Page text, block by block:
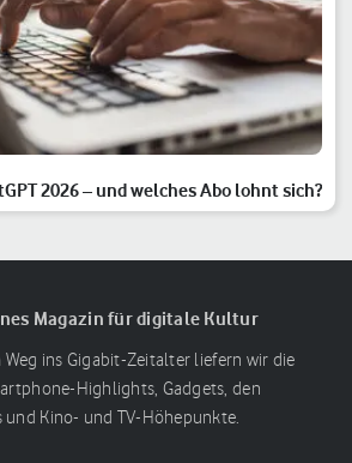
2026 – und welches Abo lohnt sich?
Magazin für digitale Kultur
ins Gigabit-Zeitalter liefern wir die
Highlights, Gadgets, den
und Kino- und TV-Höhepunkte.